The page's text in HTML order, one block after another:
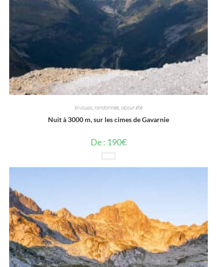
bivouac,randonnée,séjour été
Nuit à 3000 m, sur les cimes de Gavarnie
De : 190€